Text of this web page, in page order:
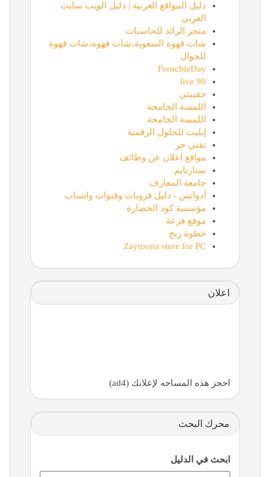
دليل المواقع العربية | دليل الويب سايت
العربي
متجر الرائد للحاسبات
شات قهوة السعوية،شات قهوه،شات قهوة
للجوال
FrenchieDay
90 live
حقيبتي
اللمسة الجامحة
اللمسة الجامحة
إيليت للحلول الرقمية
تقني حر
مواقع اعلان عن وظائف
ستارتايم
جامعة المعارف
أدواتس - دليل قروبات وقنوات واتساب
مؤسسة كود الحضارة
موقع فزعة
خطوة ربح
Zaytoona store for PC
اعلان
احجز هذه المساحه لإعلانك (ad4)
محرك البحث
ابحث في الدليل